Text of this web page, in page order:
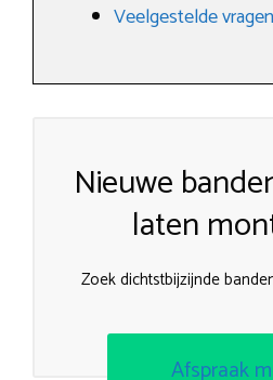
Veelgestelde vragen
Nieuwe
laten
Zoek dichtstbijzijnde
Afspraak